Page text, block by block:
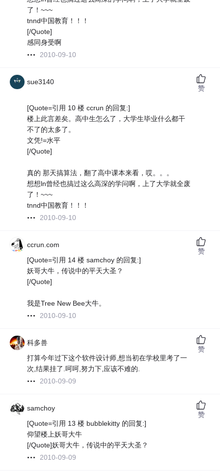
了！~~~
tnnd中国教育！！！
[/Quote]
感同身受啊
2010-09-10
sue3140
[Quote=引用 10 楼 ccrun 的回复:]
楼上此言差矣。高中生怎么了，大学生毕业什么都干
不了的太多了。
文凭!=水平
[/Quote]
真的 那天搞算法，翻了高中课本来看，哎。。。
想想ln曾经也搞过这么高深的学问啊，上了大学就全废
了！~~~
tnnd中国教育！！！
2010-09-10
赞
ccrun.com
[Quote=引用 14 楼 samchoy 的回复:]
妖哥大牛，传说中的平天大圣？
[/Quote]
我是Tree New Bee大牛。
2010-09-10
赞
科多兽
打算今年过下这个软件设计师,想当初在学校里考了一
次,结果挂了.呵呵,努力下,应该不难的.
2010-09-09
赞
samchoy
[Quote=引用 13 楼 bubblekitty 的回复:]
仰望楼上妖哥大牛
[/Quote]妖哥大牛，传说中的平天大圣？
2010-09-09
赞